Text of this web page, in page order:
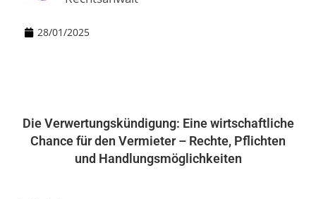
28/01/2025
DieVerwertungskündigung: Eine wirtschaftliche
Chance für den Vermieter – Rechte, Pflichten
und Handlungsmöglichkeiten